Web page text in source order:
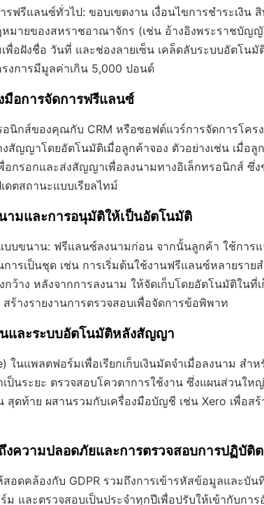
รฟรีแลนซ์ทั่วไป: ขอบเขตงาน เงื่อนไขการชำระเงิ
มายของสหราชอาณาจักร (เช่น อ้างอิงพระราชบัญ
อฝังชื่อ วันที่ และช่องลายเซ็น เคล็ดลับระบบอัตโนมั
งการมีมูลค่าเกิน 5,000 ปอนด์
มือการจัดการฟรีแลนซ์
นิกส์ของคุณกับ CRM หรือซอฟต์แวร์การจัดการโคร
สัญญาโดยอัตโนมัติเมื่อลูกค้าจอง ตัวอย่างเช่น เมื่อ
อกรอกและส่งสัญญาเพื่อลงนามทางอิเล็กทรอนิกส์ ซึ่
ดตสถานะแบบเรียลไทม์
มและการอนุมัติให้เป็นอัตโนมัติ
บขนาน: ฟรีแลนซ์ลงนามก่อน จากนั้นลูกค้า ใช้การแ
ารเป็นชุด เช่น การเริ่มต้นใช้งานฟรีแลนซ์หลายรา
กว้าง หลังจากการลงนาม ให้จัดเก็บโดยอัตโนมัติใน
ร้างรายงานการตรวจสอบเพื่อจัดการข้อพิพาท
และระบบอัตโนมัติหลังสัญญา
ในแพลตฟอร์มเพื่อเรียกเก็บเงินมัดจำเมื่อลงนาม
ป็นระยะ ตรวจสอบโควตาการใช้งาน ซึ่งแผนส่วนให
สุดท้าย ผสานรวมกับเครื่องมือบัญชี เช่น Xero เพื่อส
ความปลอดภัยและการตรวจสอบการปฏิบัติ
สอดคล้องกับ GDPR รวมถึงการเข้ารหัสข้อมูลและบั
และตรวจสอบเป็นประจำทุกปีเพื่อปรับให้เข้ากับการ